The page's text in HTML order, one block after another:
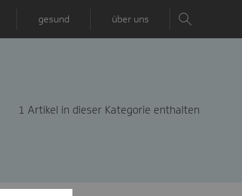
gesund über uns
1 Artikel in dieser Kategorie enthalten